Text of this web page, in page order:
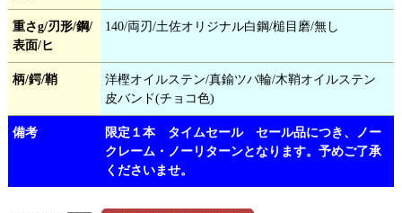
重さg/刃形/鋼/
表面/ヒ
140/両刃/土佐オリジナル白鋼/槌目磨/無し
柄/鍔/鞘
洋樫オイルステン/真鍮ツバ輪/木鞘オイルステン
皮バンド(チョコ色)
備考
限定１本 タイムセール セール品につき、ノー
クレーム・ノーリターンとなります。予めご了承
くださいませ。